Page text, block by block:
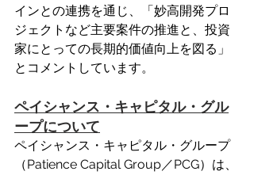
インとの連携を通じ、「妙高開発プロ
ジェクトなど主要案件の推進と、投資
家にとっての長期的価値向上を図る」
とコメントしています。
ペイシャンス・キャピタル・グル
ープについて
ペイシャンス・キャピタル・グループ
（Patience Capital Group／PCG）は、